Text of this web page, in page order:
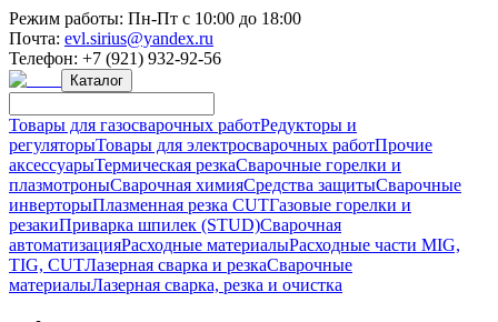
Режим работы: Пн-Пт с 10:00 до 18:00
Почта: evl.sirius@yandex.ru
Телефон: +7 (921) 932-92-56
Каталог
Товары для газосварочных работРедукторы и
регуляторыТовары для электросварочных работПрочие
аксессуарыТермическая резкаСварочные горелки и
плазмотроныСварочная химияСредства защитыСварочные
инверторыПлазменная резка CUTГазовые горелки и
резакиПриварка шпилек (STUD)Сварочная
автоматизацияРасходные материалыРасходные части MIG,
TIG, CUTЛазерная сварка и резкаСварочные
материалыЛазерная сварка, резка и очистка